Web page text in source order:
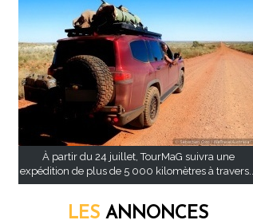
À partir du 24 juillet, TourMaG suivra une
expédition de plus de 5 000 kilomètres à travers...
LES ANNONCES